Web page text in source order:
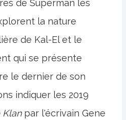
de Superman les
la nature
de Kal-El et le
qui se présente
le dernier de son
indiquer les 2019
Klanpar l'écrivain Gene